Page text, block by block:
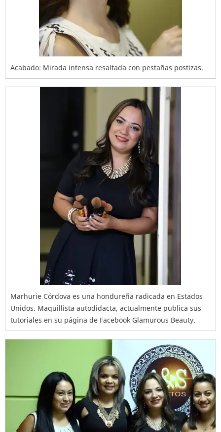
Acabado: Mirada intensa resaltada con pestañas postizas.
Marhurie Córdova es una hondureña radicada en Estados
Unidos. Maquillista autodidacta, actualmente publica sus
tutoriales en su página de Facebook Glamurous Beauty.